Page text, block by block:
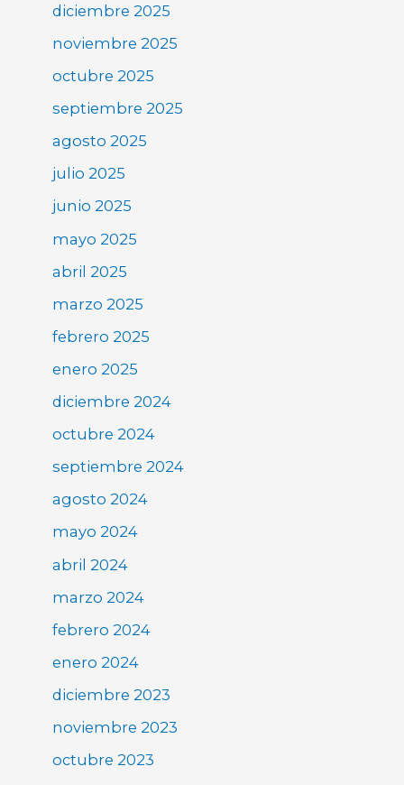
diciembre 2025
noviembre 2025
octubre 2025
septiembre 2025
agosto 2025
julio 2025
junio 2025
mayo 2025
abril 2025
marzo 2025
febrero 2025
enero 2025
diciembre 2024
octubre 2024
septiembre 2024
agosto 2024
mayo 2024
abril 2024
marzo 2024
febrero 2024
enero 2024
diciembre 2023
noviembre 2023
octubre 2023